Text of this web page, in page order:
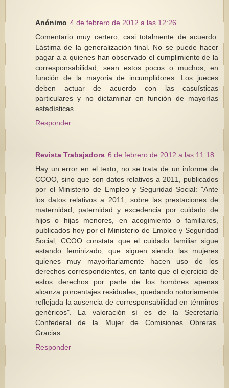
Anónimo 4 de febrero de 2012 a las 12:26
Comentario muy certero, casi totalmente de acuerdo.
Lástima de la generalización final. No se puede hacer
pagar a a quienes han observado el cumplimiento de la
corresponsabilidad, sean estos pocos o muchos, en
función de la mayoria de incumplidores. Los jueces
deben actuar de acuerdo con las casuísticas
particulares y no dictaminar en función de mayorías
estadísticas.
Responder
Revista Trabajadora 6 de febrero de 2012 a las 11:18
Hay un error en el texto, no se trata de un informe de
CCOO, sino que son datos relativos a 2011, publicados
por el Ministerio de Empleo y Seguridad Social: "Ante
los datos relativos a 2011, sobre las prestaciones de
maternidad, paternidad y excedencia por cuidado de
hijos o hijas menores, en acogimiento o familiares,
publicados hoy por el Ministerio de Empleo y Seguridad
Social, CCOO constata que el cuidado familiar sigue
estando feminizado, que siguen siendo las mujeres
quienes muy mayoritariamente hacen uso de los
derechos correspondientes, en tanto que el ejercicio de
estos derechos por parte de los hombres apenas
alcanza porcentajes residuales, quedando notoriamente
reflejada la ausencia de corresponsabilidad en términos
genéricos". La valoración sí es de la Secretaría
Confederal de la Mujer de Comisiones Obreras.
Gracias.
Responder